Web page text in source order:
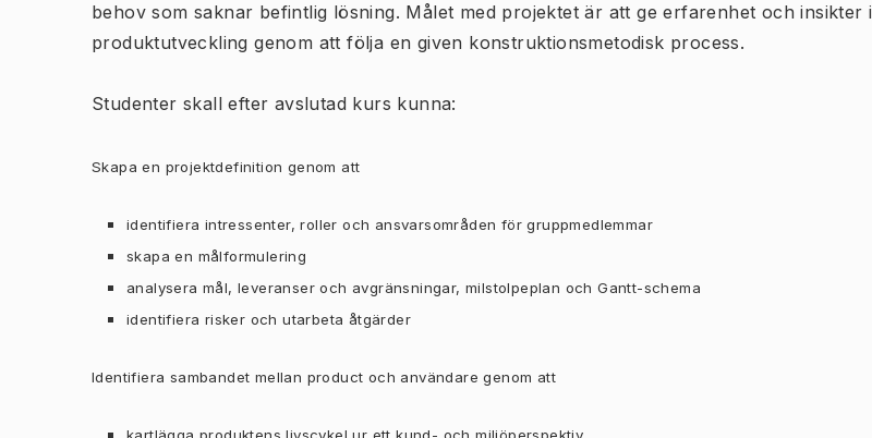
behov som saknar befintlig lösning. Målet med projektet är att ge erfarenhet och insikter i
produktutveckling genom att följa en given konstruktionsmetodisk process.
Studenter skall efter avslutad kurs kunna:
Skapa en projektdefinition genom att
identifiera intressenter, roller och ansvarsområden för gruppmedlemmar
skapa en målformulering
analysera mål, leveranser och avgränsningar, milstolpeplan och Gantt-schema
identifiera risker och utarbeta åtgärder
Identifiera sambandet mellan product och användare genom att